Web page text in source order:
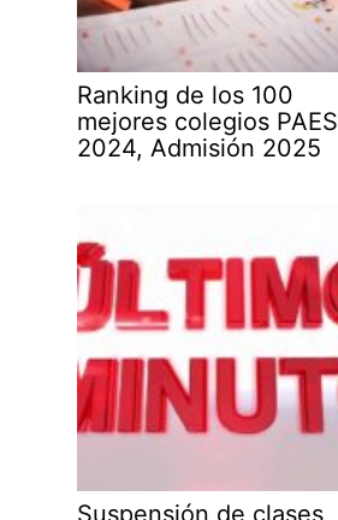
Ranking de los 100
mejores colegios PAES
2024, Admisión 2025
Suspensión de clases